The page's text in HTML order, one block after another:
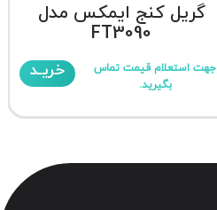
گریل کنج ایمکس مدل
FT3090
جهت استعلام قیمت تماس
بگیرید.
خریـد